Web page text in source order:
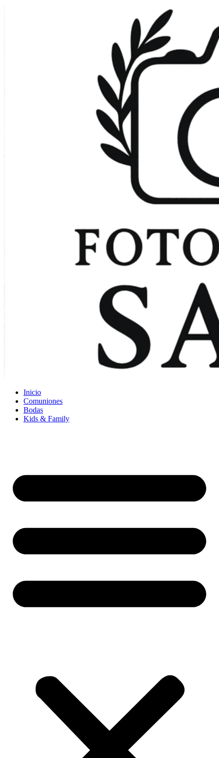
Inicio
Comuniones
Bodas
Kids & Family